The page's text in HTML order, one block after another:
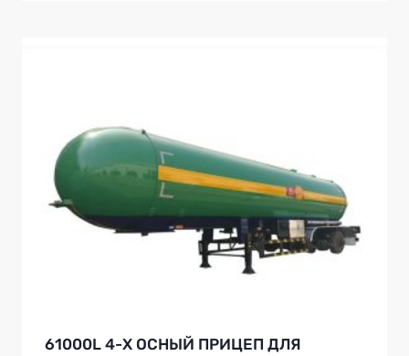
61000L 4-Х ОСНЫЙ ПРИЦЕП ДЛЯ